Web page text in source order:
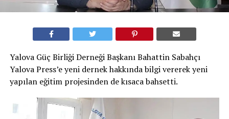
Yalova Güç Birliği Derneği Başkanı Bahattin Sabahçı
Yalova Press’e yeni dernek hakkında bilgi vererek yeni
yapılan eğitim projesinden de kısaca bahsetti.